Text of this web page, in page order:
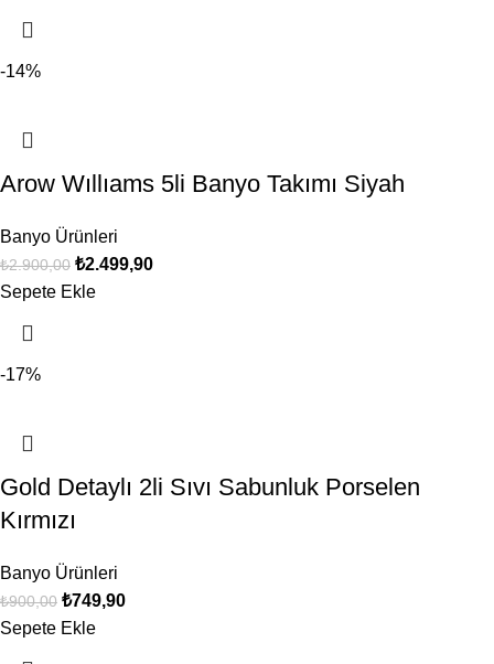
-14%
Arow Wıllıams 5li Banyo Takımı Siyah
Banyo Ürünleri
₺2.900,00 ₺2.499,90
Sepete Ekle
-17%
Gold Detaylı 2li Sıvı Sabunluk Porselen
Kırmızı
Banyo Ürünleri
₺900,00 ₺749,90
Sepete Ekle